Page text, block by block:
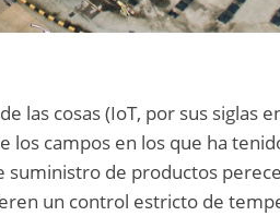
las cosas (IoT, por sus siglas
los campos en los que ha
suministro de productos
un control estricto de